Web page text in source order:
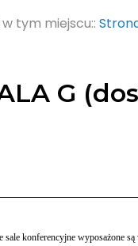
tym miejscu::
G
sale konferencyjne wyposażone są